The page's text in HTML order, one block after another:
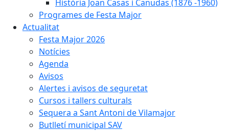
Història Joan Casas i Canudas (1876 -1960)
Programes de Festa Major
Actualitat
Festa Major 2026
Notícies
Agenda
Avisos
Alertes i avisos de seguretat
Cursos i tallers culturals
Sequera a Sant Antoni de Vilamajor
Butlletí municipal SAV